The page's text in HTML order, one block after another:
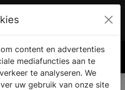
€ 0.00
content en advertenties
mediafuncties aan te
te analyseren. We
uw gebruik van onze site